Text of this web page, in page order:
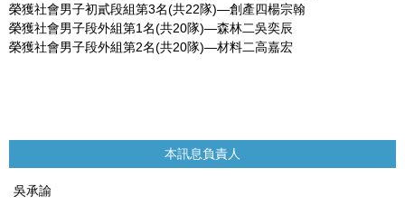
榮獲社會男子初貳段組第3名(共22隊)—創產四楊宗翰
榮獲社會男子段外組第1名(共20隊)—森林二吳奕辰
榮獲社會男子段外組第2名(共20隊)—材料二高嘉宏
本訊息負責人
吳承諭